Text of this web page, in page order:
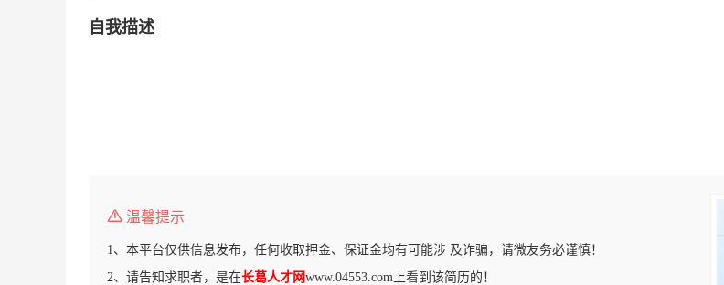
自我描述
温馨提示
1、本平台仅供信息发布，任何收取押金、保证金均有可能涉 及诈骗，请微友务必谨慎！
2、请告知求职者，是在长葛人才网www.04553.com上看到该简历的！